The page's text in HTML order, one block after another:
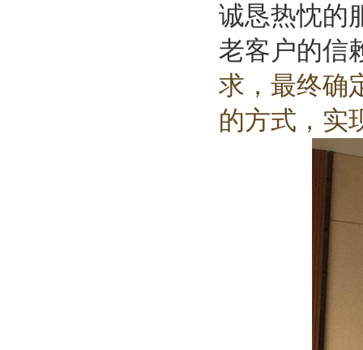
诚恳热忱的
老客户的信
求，最终确
的方式，实